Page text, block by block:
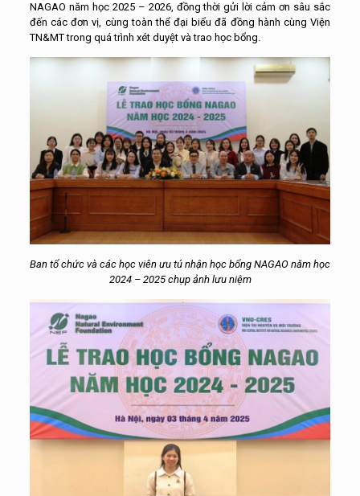
NAGAO năm học 2025 – 2026, đồng thời gửi lời cảm ơn sâu sắc
đến các đơn vị, cùng toàn thể đại biểu đã đồng hành cùng Viện
TN&MT trong quá trình xét duyệt và trao học bổng.
Ban tổ chức và các học viên ưu tú nhận học bổng NAGAO năm học
2024 – 2025 chụp ảnh lưu niệm